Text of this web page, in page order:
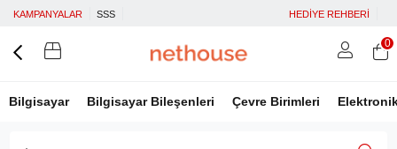
KAMPANYALAR SSS HEDİYE REHBERİ
Bilgisayar Bilgisayar Bileşenleri Çevre Birimleri
0